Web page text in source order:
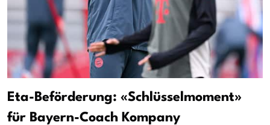
Eta-Beförderung: «Schlüsselmoment»
für Bayern-Coach Kompany